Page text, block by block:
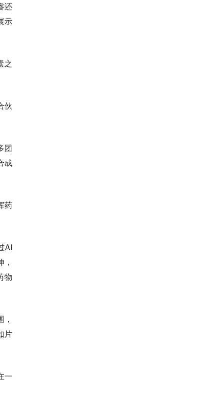
还
示
之
伙
团
成
药
AI
物
片
一